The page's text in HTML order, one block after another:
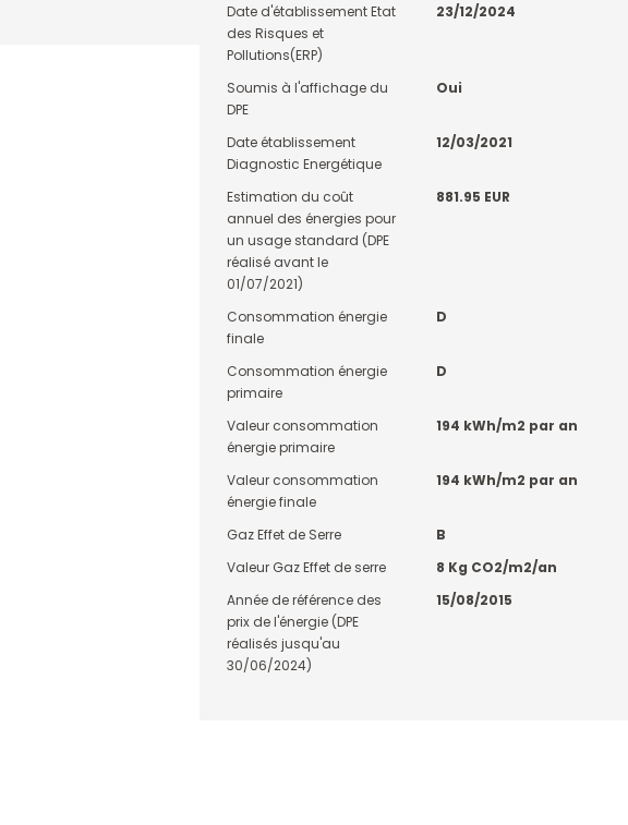
Date d'établissement Etat
des Risques et
Pollutions(ERP)
23/12/2024
Soumis à l'affichage du
DPE
Oui
Date établissement
Diagnostic Energétique
12/03/2021
Estimation du coût
annuel des énergies pour
un usage standard (DPE
réalisé avant le
01/07/2021)
881.95 EUR
Consommation énergie
finale
D
Consommation énergie
primaire
D
Valeur consommation
énergie primaire
194 kWh/m2 par an
Valeur consommation
énergie finale
194 kWh/m2 par an
Gaz Effet de Serre
B
Valeur Gaz Effet de serre
8 Kg CO2/m2/an
Année de référence des
prix de l'énergie (DPE
réalisés jusqu'au
30/06/2024)
15/08/2015